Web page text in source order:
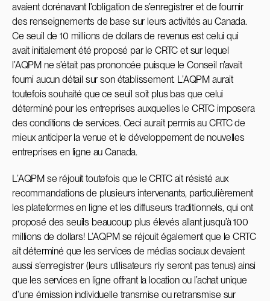
avaient dorénavant l’obligation de s’enregistrer et de fournir
des renseignements de base sur leurs activités au Canada.
Ce seuil de 10 millions de dollars de revenus est celui qui
avait initialement été proposé par le CRTC et sur lequel
l’AQPM ne s’était pas prononcée puisque le Conseil n’avait
fourni aucun détail sur son établissement. L’AQPM aurait
toutefois souhaité que ce seuil soit plus bas que celui
déterminé pour les entreprises auxquelles le CRTC imposera
des conditions de services. Ceci aurait permis au CRTC de
mieux anticiper la venue et le développement de nouvelles
entreprises en ligne au Canada.
L’AQPM se réjouit toutefois que le CRTC ait résisté aux
recommandations de plusieurs intervenants, particulièrement
les plateformes en ligne et les diffuseurs traditionnels, qui ont
proposé des seuils beaucoup plus élevés allant jusqu’à 100
millions de dollars! L’AQPM se réjouit également que le CRTC
ait déterminé que les services de médias sociaux devaient
aussi s’enregistrer (leurs utilisateurs n’y seront pas tenus) ainsi
que les services en ligne offrant la location ou l’achat unique
d’une émission individuelle transmise ou retransmise sur